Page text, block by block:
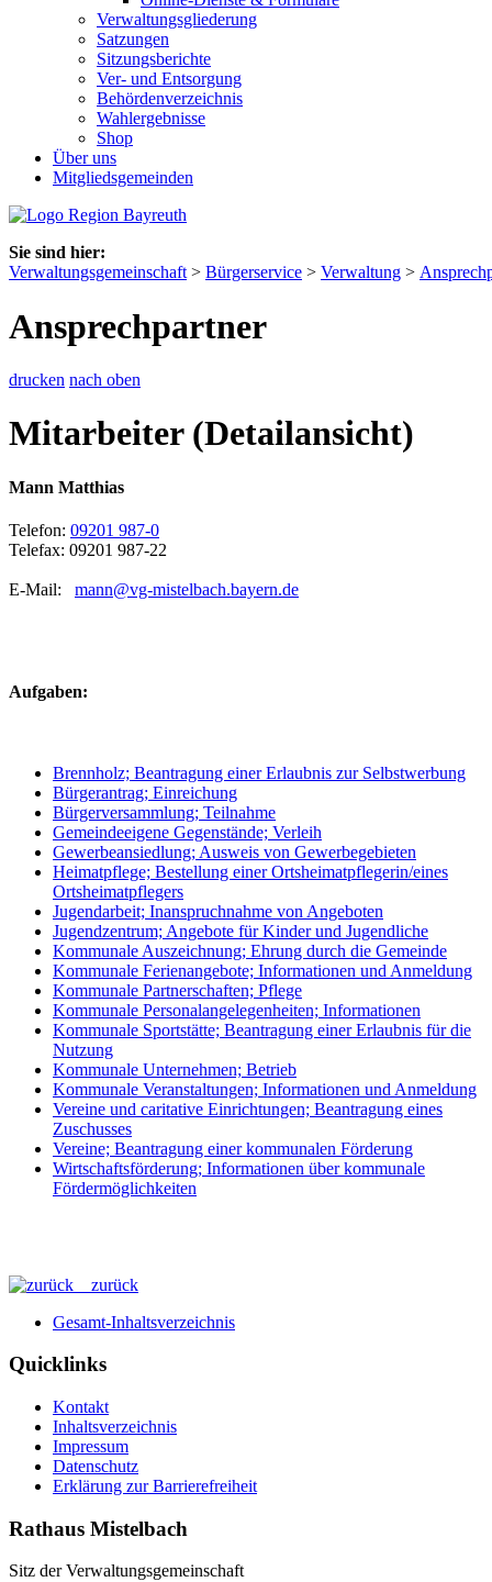
Verwaltungsgliederung
Satzungen
Sitzungsberichte
Ver- und Entsorgung
Behördenverzeichnis
Wahlergebnisse
Shop
Über uns
Mitgliedsgemeinden
Sie sind hier:
Verwaltungsgemeinschaft > Bürgerservice > Verwaltung >
Ansprechpartner
drucken nach oben
Mitarbeiter (Detailansicht)
Mann Matthias
Telefon: 09201 987-0
Telefax: 09201 987-22
E-Mail: mann@vg-mistelbach.bayern.de
Aufgaben:
Brennholz; Beantragung einer Erlaubnis zur Selbstwerbung
Bürgerantrag; Einreichung
Bürgerversammlung; Teilnahme
Gemeindeeigene Gegenstände; Verleih
Gewerbeansiedlung; Ausweis von Gewerbegebieten
Heimatpflege; Bestellung einer Ortsheimatpflegerin/eines
Ortsheimatpflegers
Jugendarbeit; Inanspruchnahme von Angeboten
Jugendzentrum; Angebote für Kinder und Jugendliche
Kommunale Auszeichnung; Ehrung durch die Gemeinde
Kommunale Ferienangebote; Informationen und Anmeldung
Kommunale Partnerschaften; Pflege
Kommunale Personalangelegenheiten; Informationen
Kommunale Sportstätte; Beantragung einer Erlaubnis für die
Nutzung
Kommunale Unternehmen; Betrieb
Kommunale Veranstaltungen; Informationen und Anmeldung
Vereine und caritative Einrichtungen; Beantragung eines
Zuschusses
Vereine; Beantragung einer kommunalen Förderung
Wirtschaftsförderung; Informationen über kommunale
Fördermöglichkeiten
zurück
Gesamt-Inhaltsverzeichnis
Quicklinks
Kontakt
Inhaltsverzeichnis
Impressum
Datenschutz
Erklärung zur Barrierefreiheit
Rathaus Mistelbach
Sitz der Verwaltungsgemeinschaft